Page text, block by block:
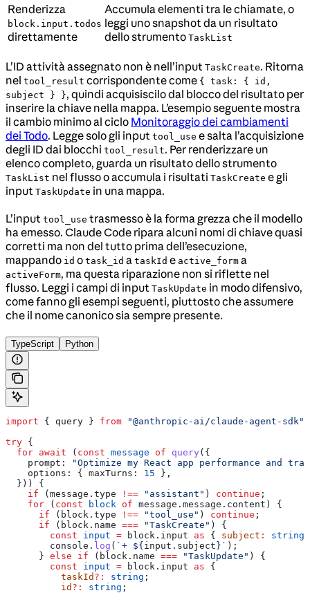
Renderizza
block.input.todos
direttamente
Accumula elementi tra le chiamate, o
leggi uno snapshot da un risultato
dello strumento TaskList
L’ID attività assegnato non è nell’input TaskCreate. Ritorna
nel tool_result corrispondente come { task: { id,
subject } }, quindi acquisiscilo dal blocco del risultato per
inserire la chiave nella mappa. L’esempio seguente mostra
il cambio minimo al ciclo Monitoraggio dei cambiamenti
dei Todo. Legge solo gli input tool_use e salta l’acquisizione
degli ID dai blocchi tool_result. Per renderizzare un
elenco completo, guarda un risultato dello strumento
TaskList nel flusso o accumula i risultati TaskCreate e gli
input TaskUpdate in una mappa.
L’input tool_use trasmesso è la forma grezza che il modello
ha emesso. Claude Code ripara alcuni nomi di chiave quasi
corretti ma non del tutto prima dell’esecuzione,
mappando id o task_id a taskId e active_form a
activeForm, ma questa riparazione non si riflette nel
flusso. Leggi i campi di input TaskUpdate in modo difensivo,
come fanno gli esempi seguenti, piuttosto che assumere
che il nome canonico sia sempre presente.
TypeScript Python
import { query } from "@anthropic-ai/claude-agent-sdk"
try {
  for
await ( const message of query ({
    prompt:
"Optimize my React app performance and
    options:
{ maxTurns: 15 },
  })) {
    if
(message . type !== "assistant" ) continue ;
    for
( const block of message . message . content ) {
      if
( block . type !== "tool_use" ) continue ;
      if
( block . name === "TaskCreate" ) {
        const
input = block . input as { subject : string
        console
. log ( `+ ${input . subject} ` );
      }
else if ( block . name === "TaskUpdate" ) {
        const
input = block . input as {
          taskId
?: string ;
          id
?: string ;